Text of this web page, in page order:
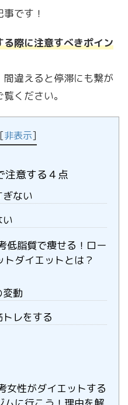
です！
際に注意すべきポイン
違えると停滞にも繋が
ください。
[非表示]
注意する４点
ない
い
低脂質で痩せる！ロー
トダイエットとは？
動
レをする
女性がダイエットする